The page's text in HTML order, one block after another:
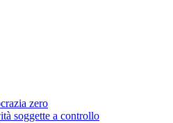
zero
soggette a controllo